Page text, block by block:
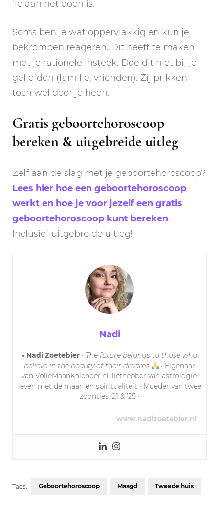
‘ie aan het doen is.
Soms ben je wat oppervlakkig en kun je
bekrompen reageren. Dit heeft te maken
met je rationele insteek. Doe dit niet bij je
geliefden (familie, vrienden). Zij prikken
toch wel door je heen.
Gratis geboortehoroscoop
bereken & uitgebreide uitleg
Zelf aan de slag met je geboortehoroscoop?
Lees hier hoe een geboortehoroscoop
werkt en hoe je voor jezelf een gratis
geboortehoroscoop kunt bereken.
Inclusief uitgebreide uitleg!
Nadi
• Nadi Zoetebier • The future belongs to those who
believe in the beauty of their dreams
• Eigenaar
van VolleMaanKalender.nl, liefhebber van astrologie,
leven met de maan en spiritualiteit • Moeder van twee
zoontjes ’21 & ’25 •
www.nadizoetebier.nl
Tags: Geboortehoroscoop Maagd Tweede huis